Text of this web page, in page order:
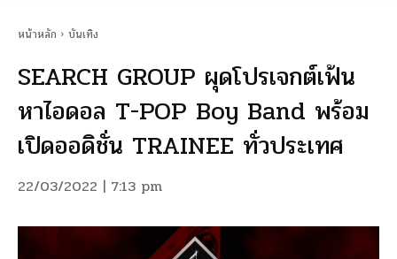
หน้าหลัก บันเทิง
SEARCH GROUP ผุดโปรเจกต์เฟ้น
หาไอดอล T-POP Boy Band พร้อม
เปิดออดิชั่น TRAINEE ทั่วประเทศ
22/03/2022 | 7:13 pm